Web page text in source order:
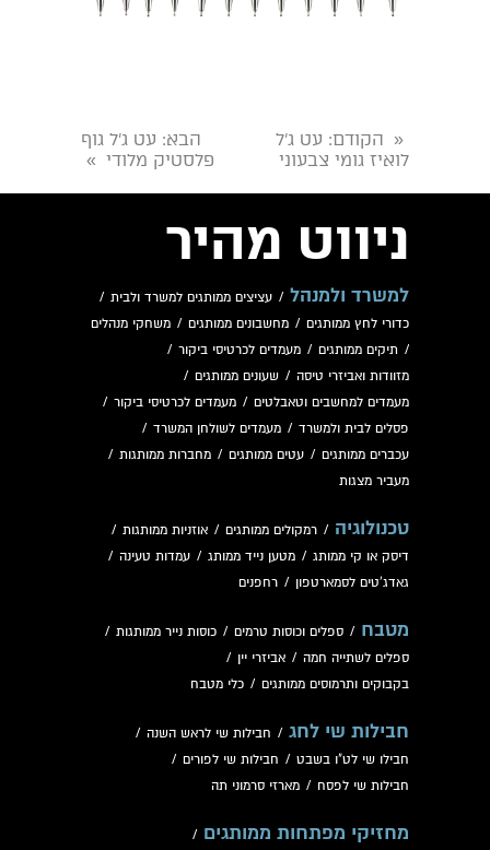
« הקודם: עט ג’ל
לואיז גומי צבעוני
הבא: עט ג’ל גוף
פלסטיק מלודי »
ניווט מהיר
למשרד ולמנהל / עציצים ממותגים למשרד ולבית /
כדורי לחץ ממותגים / מחשבונים ממותגים / משחקי מנהלים
/ תיקים ממותגים / מעמדים לכרטיסי ביקור /
מזוודות ואביזרי טיסה / שעונים ממותגים /
מעמדים למחשבים וטאבלטים / מעמדים לכרטיסי ביקור /
פסלים לבית ולמשרד / מעמדים לשולחן המשרד /
עכברים ממותגים / עטים ממותגים / מחברות ממותגות /
מעביר מצגות
טכנולוגיה / רמקולים ממותגים / אוזניות ממותגות /
דיסק או קי ממותג / מטען נייד ממותג / עמדות טעינה /
גאדג'טים לסמארטפון / רחפנים
מטבח / ספלים וכוסות טרמים / כוסות נייר ממותגות /
ספלים לשתייה חמה / אביזרי יין /
בקבוקים ותרמוסים ממותגים / כלי מטבח
חבילות שי לחג / חבילות שי לראש השנה /
חבילו שי לט"ו בשבט / חבילות שי לפורים /
חבילות שי לפסח / מארזי סרמוני תה
מחזיקי מפתחות ממותגים /